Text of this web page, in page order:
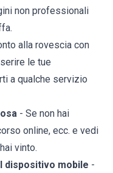
non professionali
alla rovescia con
le tue
a qualche servizio
- Se non hai
online, ecc. e vedi
vinto.
dispositivo mobile -